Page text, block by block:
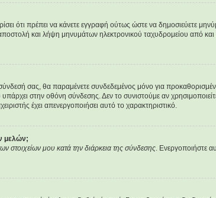
ότι πρέπει να κάνετε εγγραφή ούτως ώστε να δημοσιεύετε
και λήψη μηνυμάτων ηλεκτρονικού ταχυδρομείου από
σας, θα παραμένετε συνδεδεμένος μόνο για
στην οθόνη σύνδεσης. Δεν το συνιστούμε αν
έχει απενεργοποιήσει αυτό το χαρακτηριστικό.
μελών;
στοιχείων μου κατά την διάρκεια της σύνδεσης . Ενεργοποιήστε